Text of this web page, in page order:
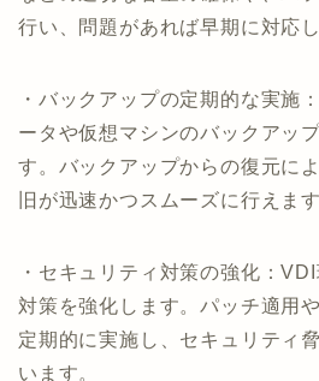
行い、問題があれば早期に対応し
・バックアップの定期的な実施
ータや仮想マシンのバックアッ
す。バックアップからの復元に
旧が迅速かつスムーズに行えます
・セキュリティ対策の強化：
対策を強化します。パッチ適用
定期的に実施し、セキュリティ
います。